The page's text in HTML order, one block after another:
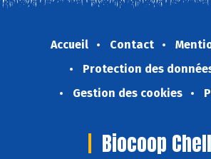
Accueil Contact
Protection des
Gestion des cookies
Biocoop